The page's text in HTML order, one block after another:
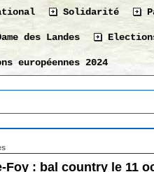
Solidarité
des Landes
européennes 2024
Foy : bal country le 11